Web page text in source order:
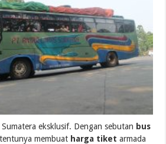
eksklusif. Dengan sebutan bus
membuat harga tiket armada